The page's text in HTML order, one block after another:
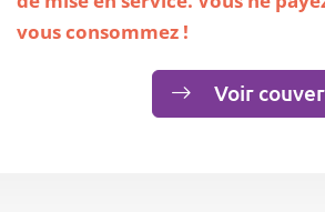
vous consommez !
Voir